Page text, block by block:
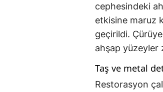
cephesindeki
etkisine maruz
geçirildi.
ahşap yüzeyler
Taş ve metal
Restorasyon